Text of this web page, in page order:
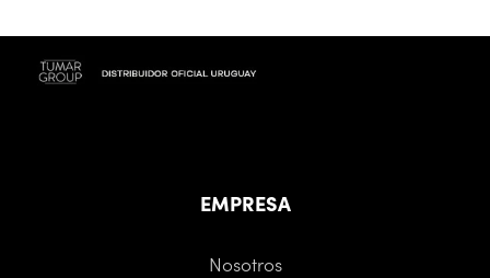
EMPRESA
Nosotros